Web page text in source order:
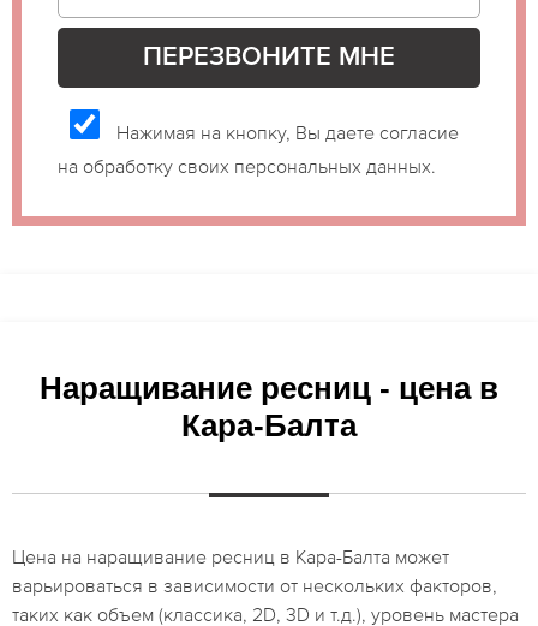
Нажимая на кнопку, Вы даете согласие
на обработку своих персональных данных.
Наращивание ресниц - цена в
Кара-Балта
Цена на наращивание ресниц в Кара-Балта может
варьироваться в зависимости от нескольких факторов,
таких как объем (классика, 2D, 3D и т.д.), уровень мастера